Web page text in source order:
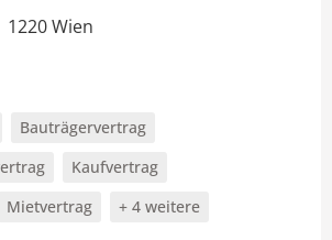
1220 Wien
Bauträgervertrag
Kaufvertrag
Mietvertrag + 4 weitere